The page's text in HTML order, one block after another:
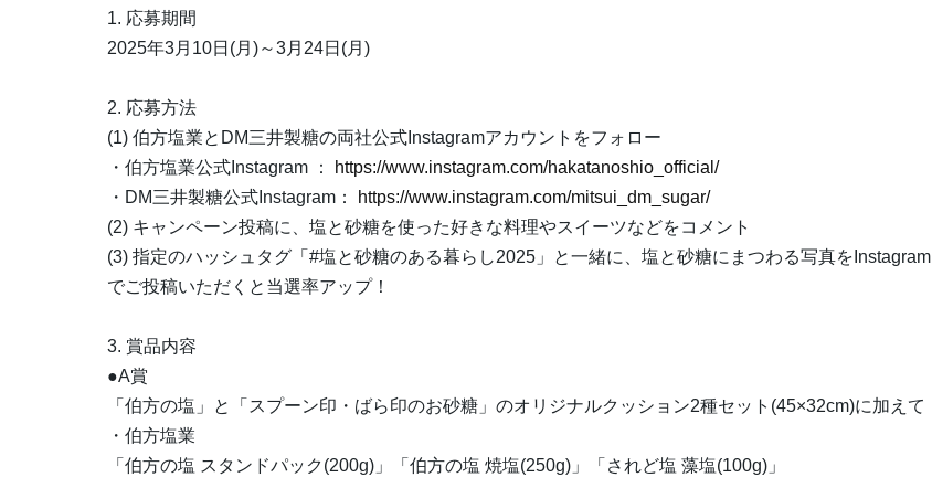
1. 応募期間
2025年3月10日(月)～3月24日(月)
2. 応募方法
(1) 伯方塩業とDM三井製糖の両社公式Instagramアカウントをフォロー
・伯方塩業公式Instagram ：
https://www.instagram.com/hakatanoshio_official/
・DM三井製糖公式Instagram：
https://www.instagram.com/mitsui_dm_sugar/
(2) キャンペーン投稿に、塩と砂糖を使った好きな料理やスイーツなどをコメント
(3) 指定のハッシュタグ「#塩と砂糖のある暮らし2025」と一緒に、塩と砂糖にまつわる写真をInstagram
でご投稿いただくと当選率アップ！
3. 賞品内容
●A賞
「伯方の塩」と「スプーン印・ばら印のお砂糖」のオリジナルクッション2種セット(45×32cm)に加えて
・伯方塩業
「伯方の塩 スタンドパック(200g)」「伯方の塩 焼塩(250g)」「されど塩 藻塩(100g)」